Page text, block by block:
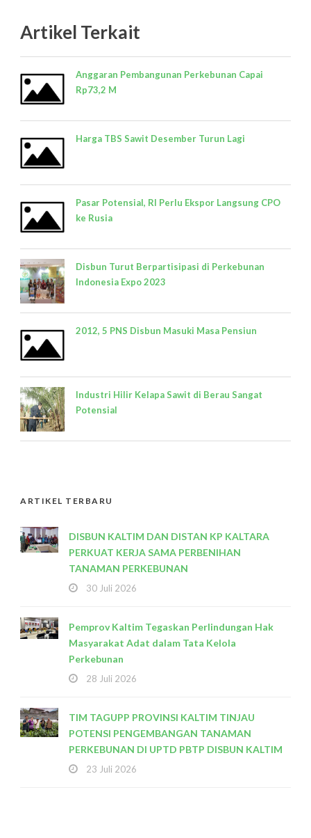
Artikel Terkait
Anggaran Pembangunan Perkebunan Capai
Rp73,2 M
Harga TBS Sawit Desember Turun Lagi
Pasar Potensial, RI Perlu Ekspor Langsung CPO
ke Rusia
Disbun Turut Berpartisipasi di Perkebunan
Indonesia Expo 2023
2012, 5 PNS Disbun Masuki Masa Pensiun
Industri Hilir Kelapa Sawit di Berau Sangat
Potensial
ARTIKEL TERBARU
DISBUN KALTIM DAN DISTAN KP KALTARA
PERKUAT KERJA SAMA PERBENIHAN
TANAMAN PERKEBUNAN
30 Juli 2026
Pemprov Kaltim Tegaskan Perlindungan Hak
Masyarakat Adat dalam Tata Kelola
Perkebunan
28 Juli 2026
TIM TAGUPP PROVINSI KALTIM TINJAU
POTENSI PENGEMBANGAN TANAMAN
PERKEBUNAN DI UPTD PBTP DISBUN KALTIM
23 Juli 2026